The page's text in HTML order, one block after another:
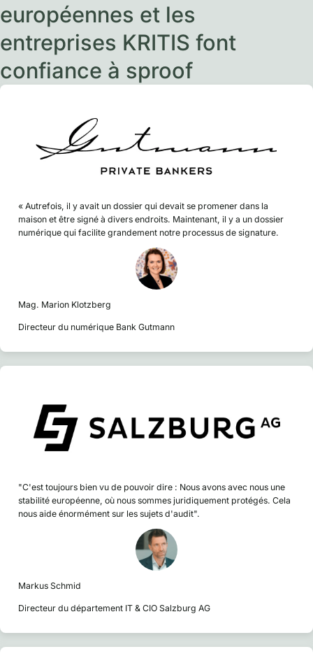
européennes et les
entreprises KRITIS font
confiance à sproof
« Autrefois, il y avait un dossier qui devait se promener dans la
maison et être signé à divers endroits. Maintenant, il y a un dossier
numérique qui facilite grandement notre processus de signature.
Mag. Marion Klotzberg
Directeur du numérique Bank Gutmann
"C'est toujours bien vu de pouvoir dire : Nous avons avec nous une
stabilité européenne, où nous sommes juridiquement protégés. Cela
nous aide énormément sur les sujets d'audit".
Markus Schmid
Directeur du département IT & CIO Salzburg AG